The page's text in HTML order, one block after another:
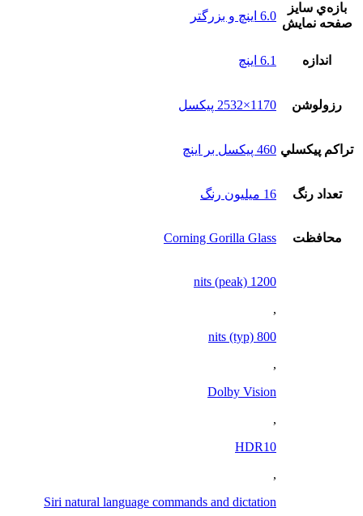
بازه‌ي سايز
صفحه نمايش
6.0 اینچ و بزرگتر
اندازه 6.1 اینچ
رزولوشن 1170×2532 پیکسل
تراکم پيکسلي 460 پیکسل بر اینچ
تعداد رنگ 16 ميليون رنگ
محافظت Corning Gorilla Glass
1200 nits (peak)
,
800 nits (typ)
,
Dolby Vision
,
HDR10
,
Siri natural language commands and dictation